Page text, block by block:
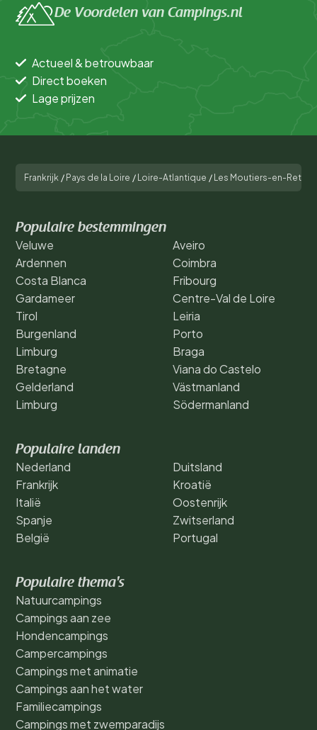
De Voordelen van Campings.nl
Actueel & betrouwbaar
Direct boeken
Lage prijzen
Frankrijk / Pays de la Loire / Loire-Atlantique / Les Moutiers-en-Retz
Populaire bestemmingen
Veluwe
Ardennen
Costa Blanca
Gardameer
Tirol
Burgenland
Limburg
Bretagne
Gelderland
Limburg
Aveiro
Coimbra
Fribourg
Centre-Val de Loire
Leiria
Porto
Braga
Viana do Castelo
Västmanland
Södermanland
Populaire landen
Nederland
Frankrijk
Italië
Spanje
België
Duitsland
Kroatië
Oostenrijk
Zwitserland
Portugal
Populaire thema's
Natuurcampings
Campings aan zee
Hondencampings
Campercampings
Campings met animatie
Campings aan het water
Familiecampings
Campings met zwemparadijs